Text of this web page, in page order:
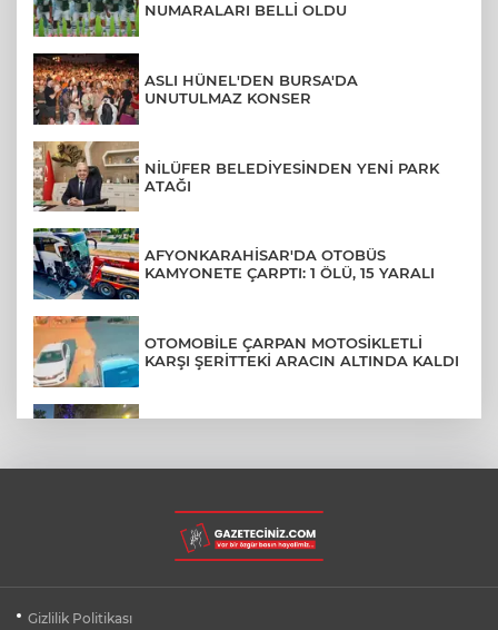
NUMARALARI BELLİ OLDU
ASLI HÜNEL'DEN BURSA'DA
UNUTULMAZ KONSER
NİLÜFER BELEDİYESİNDEN YENİ PARK
ATAĞI
AFYONKARAHİSAR'DA OTOBÜS
KAMYONETE ÇARPTI: 1 ÖLÜ, 15 YARALI
OTOMOBİLE ÇARPAN MOTOSİKLETLİ
KARŞI ŞERİTTEKİ ARACIN ALTINDA KALDI
HAVA 40, ASFALT 200
DERECE: ADANA'DA İŞÇİLERİN ZORLU
MESAİSİ
Gizlilik Politikası